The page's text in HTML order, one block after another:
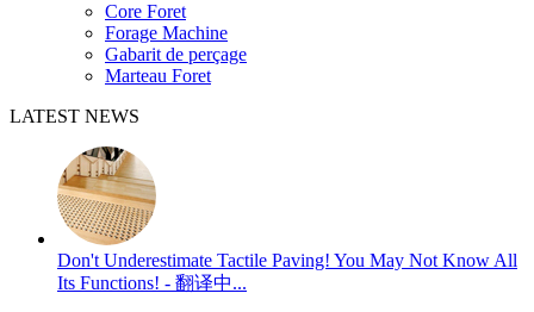
Core Foret
Forage Machine
Gabarit de perçage
Marteau Foret
LATEST NEWS
Don't Underestimate Tactile Paving! You May Not Know All
Its Functions! - 翻译中...